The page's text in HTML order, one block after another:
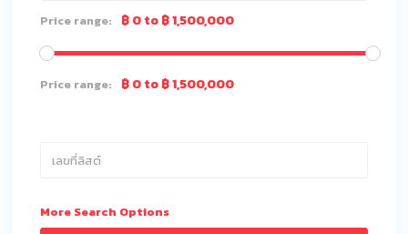
Price range: ฿ 0 to ฿ 1,500,000
Price range: ฿ 0 to ฿ 1,500,000
More Search Options